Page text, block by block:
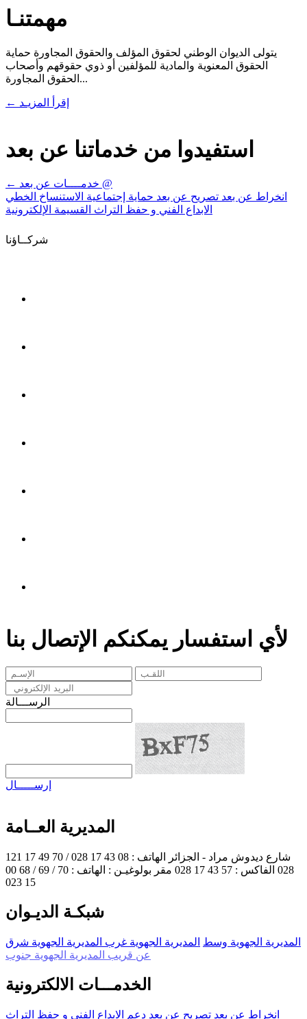
مهمتنـا
يتولى الديوان الوطني لحقوق المؤلف والحقوق المجاورة حماية
الحقوق المعنوية والمادية للمؤلفين أو ذوي حقوقهم وأصحاب
الحقوق المجاورة...
← إقرأ المزيـد
استفيدوا من خدماتنا عن بعد
←
خدمــــات عن بعد @
انخراط عن بعد تصريح عن بعد حماية إجتماعية الاستنساخ الخطي
الابداع الفني و حفظ التراث القسيمة الإلكترونية
شركــاؤنا
لأي استفسار يمكنكم الإتصال بنا
الرســـالة
إرســـــال
المديرية العــامة
121 شارع ديدوش مراد - الجزائر
الهاتف : 08 43 17 028 / 70 49 17
028 الفاكس : 57 43 17 028 مقر بولوغيـن :
الهاتف : 70 / 69 / 68 00
15 023
شبكـة الديـوان
المديرية الجهوية وسط المديرية الجهوية غرب المديرية الجهوية شرق
عن قريب المديرية الجهوية جنوب
الخدمـــات الالكترونية
انخراط عن بعد تصريح عن بعد دعم الابداع الفني و حفظ التراث